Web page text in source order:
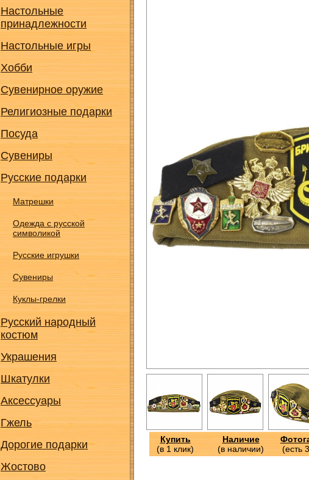
Настольные
принадлежности
Настольные игры
Хобби
Сувенирное оружие
Религиозные подарки
Посуда
Сувениры
Русские подарки
Матрешки
Одежда с русской
символикой
Русские игрушки
Сувениры
Куклы-грелки
Русский народный
костюм
Украшения
Шкатулки
Аксессуары
Гжель
Дорогие подарки
Жостово
Купить
(в 1 клик)
Наличие
(в наличии)
(есть